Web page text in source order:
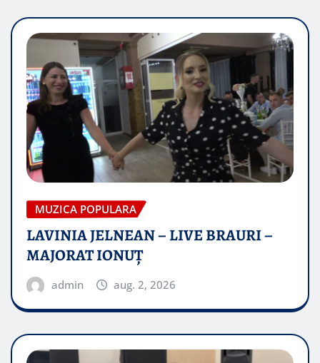
MUZICA POPULARA
LAVINIA JELNEAN – LIVE BRAURI –
MAJORAT IONUŢ
admin aug. 2, 2026